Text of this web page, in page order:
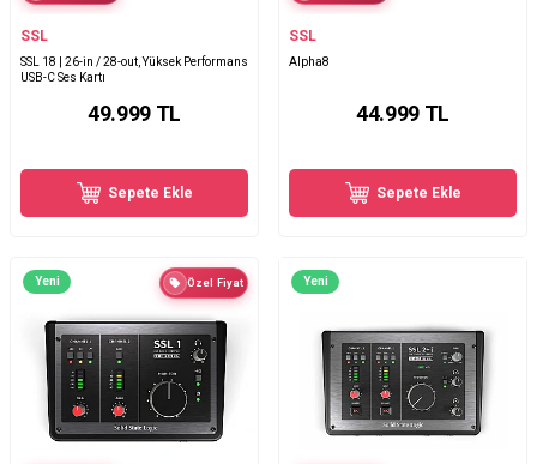
SSL
SSL 18 | 26-in / 28-out, Yüksek Performans
USB-C Ses Kartı
49.999TL
Sepete Ekle
SSL
Alpha8
44.999TL
Sepete Ekle
Yeni Özel Fiyat Yeni